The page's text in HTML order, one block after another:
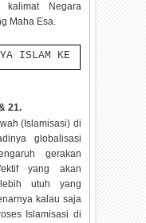
kalimat Negara
Maha Esa.
ISLAM KE
21.
(Islamisasi) di
globalisasi
gerakan
yang akan
utuh yang
kalau saja
Islamisasi di